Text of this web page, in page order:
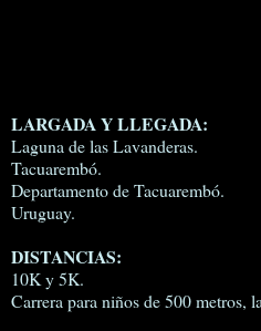
LARGADA Y LLEGADA:
Laguna de las Lavanderas.
Tacuarembó.
Departamento de Tacuarembó.
Uruguay.
DISTANCIAS:
10K y 5K.
Carrera para niños de 500 metros,